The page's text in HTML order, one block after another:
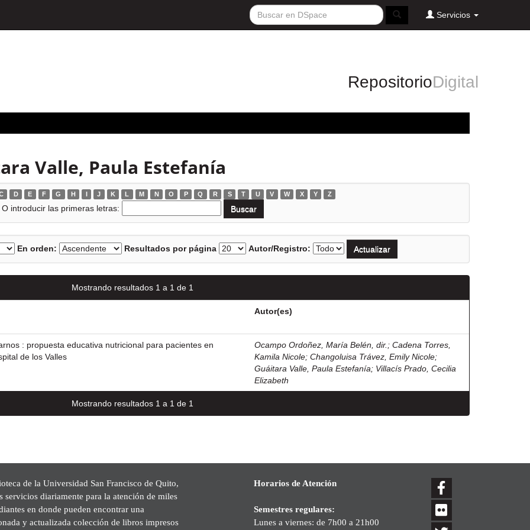
Servicios
RepositorioDigital
Valle, Paula Estefanía
D E F G H I J K L M N O P Q R S T U V W X Y Z
O introducir las primeras letras:
En orden: Resultados por página Autor/Registro:
Mostrando resultados 1 a 1 de 1
Autor(es)
: propuesta educativa nutricional para pacientes en
de los Valles
Ocampo Ordoñez, María Belén, dir. ; Cadena Torres,
Kamila Nicole; Changoluisa Trávez, Emily Nicole;
Guáitara Valle, Paula Estefanía; Villacís Prado, Cecilia
Elizabeth
Mostrando resultados 1 a 1 de 1
de la Universidad San Francisco de Quito,
servicios diariamente para la atención de miles
en donde pueden encontrar una
y actualizada colección de libros impresos
Horarios de Atención
Semestres regulares:
Lunes a viernes: de 7h00 a 21h00